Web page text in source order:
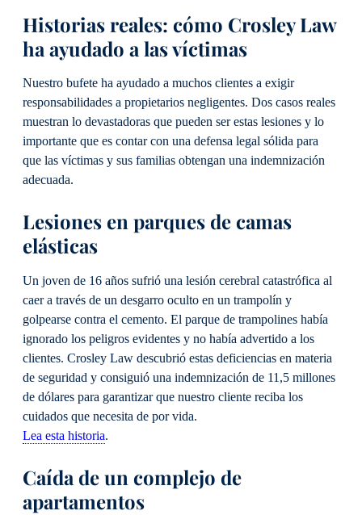
Historias reales: cómo Crosley Law
ha ayudado a las víctimas
Nuestro bufete ha ayudado a muchos clientes a exigir
responsabilidades a propietarios negligentes. Dos casos reales
muestran lo devastadoras que pueden ser estas lesiones y lo
importante que es contar con una defensa legal sólida para
que las víctimas y sus familias obtengan una indemnización
adecuada.
Lesiones en parques de camas
elásticas
Un joven de 16 años sufrió una lesión cerebral catastrófica al
caer a través de un desgarro oculto en un trampolín y
golpearse contra el cemento. El parque de trampolines había
ignorado los peligros evidentes y no había advertido a los
clientes. Crosley Law descubrió estas deficiencias en materia
de seguridad y consiguió una indemnización de 11,5 millones
de dólares para garantizar que nuestro cliente reciba los
cuidados que necesita de por vida.
Lea esta historia.
Caída de un complejo de
apartamentos